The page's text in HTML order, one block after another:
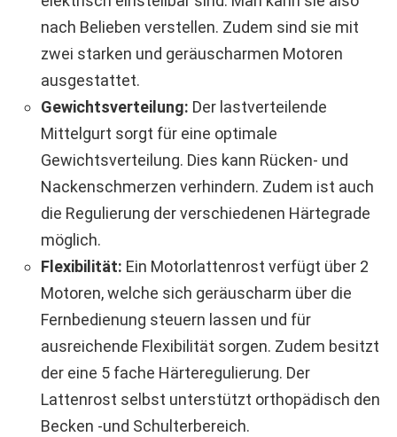
nach Belieben verstellen. Zudem sind sie mit
zwei starken und geräuscharmen Motoren
ausgestattet.
Gewichtsverteilung: Der lastverteilende
Mittelgurt sorgt für eine optimale
Gewichtsverteilung. Dies kann Rücken- und
Nackenschmerzen verhindern. Zudem ist auch
die Regulierung der verschiedenen Härtegrade
möglich.
Flexibilität: Ein Motorlattenrost verfügt über 2
Motoren, welche sich geräuscharm über die
Fernbedienung steuern lassen und für
ausreichende Flexibilität sorgen. Zudem besitzt
der eine 5 fache Härteregulierung. Der
Lattenrost selbst unterstützt orthopädisch den
Becken -und Schulterbereich.